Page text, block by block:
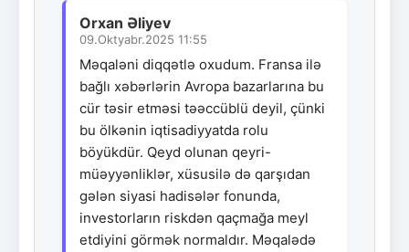
Orxan Əliyev
09.Oktyabr.2025 11:55
Məqaləni diqqətlə oxudum. Fransa ilə
bağlı xəbərlərin Avropa bazarlarına bu
cür təsir etməsi təəccüblü deyil, çünki
bu ölkənin iqtisadiyyatda rolu
böyükdür. Qeyd olunan qeyri-
müəyyənliklər, xüsusilə də qarşıdan
gələn siyasi hadisələr fonunda,
investorların riskdən qaçmağa meyl
etdiyini görmək normaldır. Məqalədə